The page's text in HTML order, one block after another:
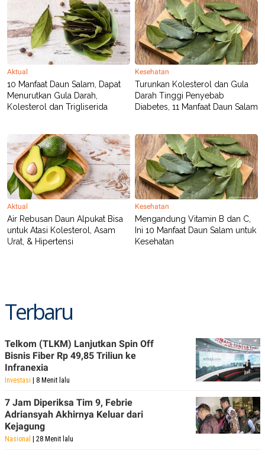
Aktual
10 Manfaat Daun Salam, Dapat
Menurutkan Gula Darah,
Kolesterol dan Trigliserida
Kesehatan
Turunkan Kolesterol dan Gula
Darah Tinggi Penyebab
Diabetes, 11 Manfaat Daun Salam
Aktual
Air Rebusan Daun Alpukat Bisa
untuk Atasi Kolesterol, Asam
Urat, & Hipertensi
Kesehatan
Mengandung Vitamin B dan C,
Ini 10 Manfaat Daun Salam untuk
Kesehatan
Terbaru
Telkom (TLKM) Lanjutkan Spin Off
Bisnis Fiber Rp 49,85 Triliun ke
Infranexia
Investasi | 8 Menit lalu
7 Jam Diperiksa Tim 9, Febrie
Adriansyah Akhirnya Keluar dari
Kejagung
Nasional | 28 Menit lalu